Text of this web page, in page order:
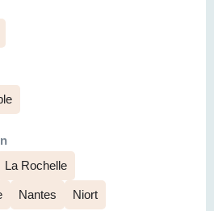
La Rochelle
Nantes Niort